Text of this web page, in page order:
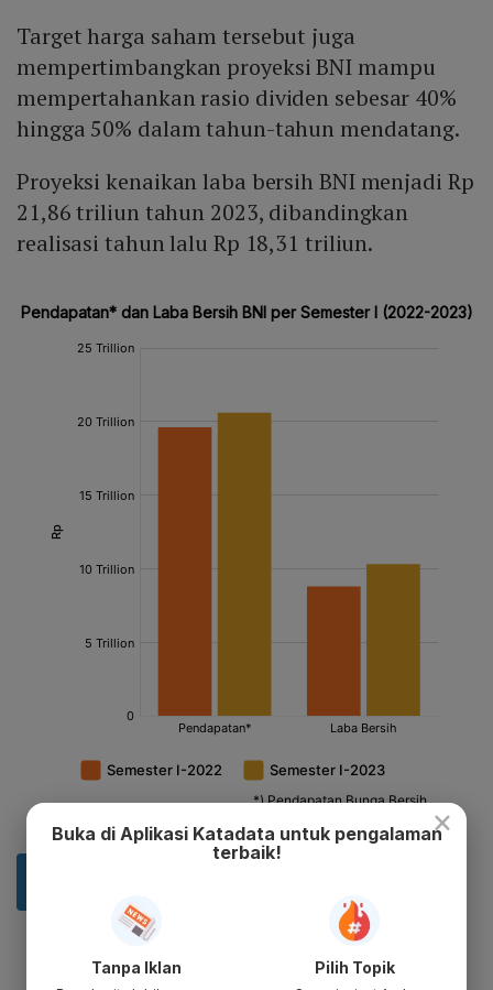
Target harga saham tersebut juga
mempertimbangkan proyeksi BNI mampu
mempertahankan rasio dividen sebesar 40%
hingga 50% dalam tahun-tahun mendatang.
Proyeksi kenaikan laba bersih BNI menjadi Rp
21,86 triliun tahun 2023, dibandingkan
realisasi tahun lalu Rp 18,31 triliun.
×
Buka di Aplikasi Katadata untuk pengalaman
terbaik!
Tanpa Iklan Pilih Topik